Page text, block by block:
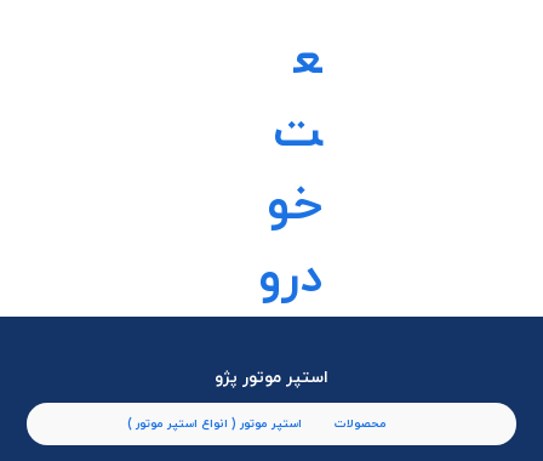
استپر موتور پژو
محصولات استپر موتور ( انواع استپر موتور )